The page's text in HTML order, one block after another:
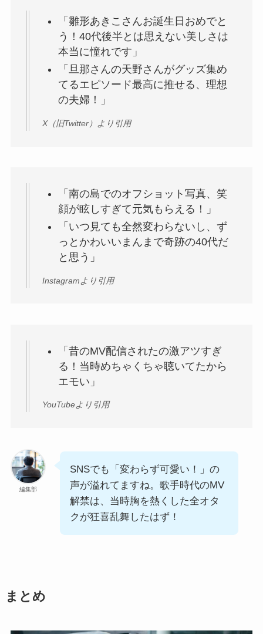
「雛形あきこさんお誕生日おめでと
う！40代後半とは思えない美しさは
本当に憧れです」
「旦那さんの天野さんがグッズ集め
てるエピソード最高に推せる、理想
の夫婦！」
X（旧Twitter）より引用
「南の島でのオフショット写真、笑
顔が眩しすぎて元気もらえる！」
「いつ見ても全然変わらないし、ず
っとかわいいまんまで奇跡の40代だ
と思う」
Instagramより引用
「昔のMV配信されたの激アツすぎ
る！当時めちゃくちゃ聴いてたから
エモい」
YouTubeより引用
編集部
SNSでも「変わらず可愛い！」の
声が溢れてますね。歌手時代のMV
解禁は、当時胸を熱くした全オタ
クが狂喜乱舞したはず！
まとめ